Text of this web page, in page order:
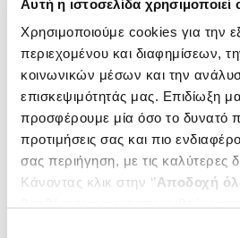
Αυτή η ιστοσελίδα χρησιμοποιεί
Χρησιμοποιούμε cookies για την
περιεχομένου και διαφημίσεων,
κοινωνικών μέσων και την
επισκεψιμότητάς μας. Επιδίωξη
προσφέρουμε μία όσο το δυνατό
προτιμήσεις σας και πιο
σας περιήγηση, με τις καλύτερες
Κάνοντας κλικ στην ‘’Αποδοχή